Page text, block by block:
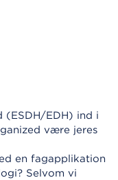
(ESDH/EDH) ind i
være jeres
en fagapplikation
Selvom vi